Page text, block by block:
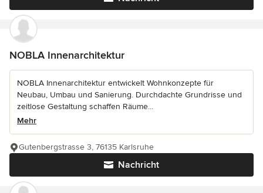
NOBLA Innenarchitektur
NOBLA Innenarchitektur entwickelt Wohnkonzepte für
Neubau, Umbau und Sanierung. Durchdachte Grundrisse und
zeitlose Gestaltung schaffen Räume...
Mehr
Nachricht
Gutenbergstrasse 3, 76135 Karlsruhe